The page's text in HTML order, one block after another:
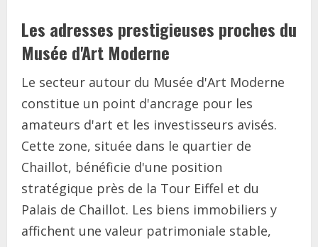
Les adresses prestigieuses proches du
Musée d'Art Moderne
Le secteur autour du Musée d'Art Moderne
constitue un point d'ancrage pour les
amateurs d'art et les investisseurs avisés.
Cette zone, située dans le quartier de
Chaillot, bénéficie d'une position
stratégique près de la Tour Eiffel et du
Palais de Chaillot. Les biens immobiliers y
affichent une valeur patrimoniale stable,